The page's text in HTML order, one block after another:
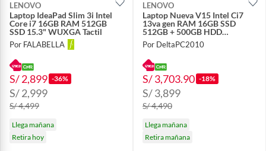
LENOVO
Laptop IdeaPad Slim 3i Intel
Core i7 16GB RAM 512GB
SSD 15.3" WUXGA Tactil
Por FALABELLA
S/ 2,899 -36%
S/ 2,999
S/ 4,499
Llega mañana
Retira hoy
LENOVO
Laptop Nueva V15 Intel Ci7
13va gen RAM 16GB SSD
512GB + 500GB HDD
EXTERNO 15.6 FHD
Por DeltaPC2010
S/ 3,703.90 -18%
S/ 3,899
S/ 4,490
Llega mañana
Retira mañana